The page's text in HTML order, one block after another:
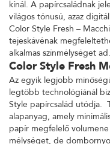
kínál. A papírcsaládnak
világos tónusú, azaz
Color Style Fresh –
tejeskávénak
alkalmas színmélységet ad.
Color Style Fresh
Az egyik legjobb
legtöbb technológiánál
Style papírcsalád utódja.
alapanyag, amely
papír megfelelő
mélységet, de